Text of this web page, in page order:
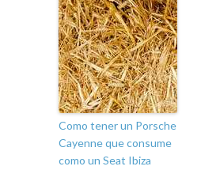
Como tener un Porsche
Cayenne que consume
como un Seat Ibiza